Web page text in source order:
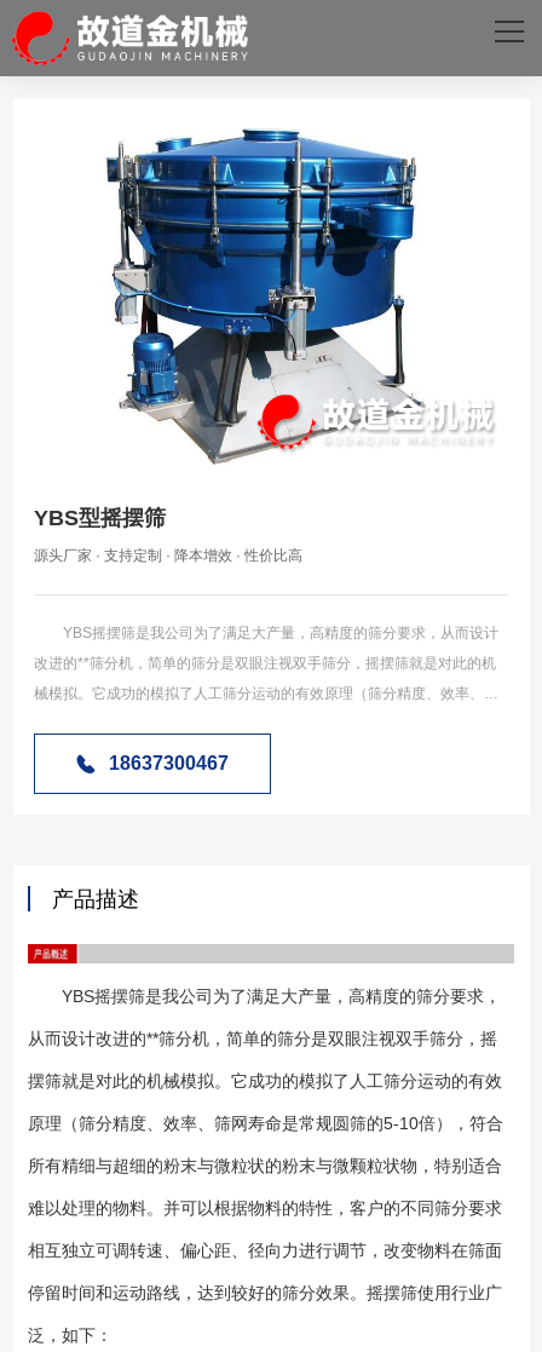
网站首页
火星电竞·(中国)官方网站
YBS型摇摆筛
源头厂家 · 支持定制 · 降本增效 · 性价比高
YBS摇摆筛是我公司为了满足大产量，高精度的筛分要求，从而设计
改进的**筛分机，简单的筛分是双眼注视双手筛分，摇摆筛就是对此的机
械模拟。它成功的模拟了人工筛分运动的有效原理（筛分精度、效率、筛
末与微颗粒状物，特别适合难以处理的物料。并可以根据物料的特性，客
油、果汁等； 金属、冶金行业：铝粉、铅粉、铜粉、矿石、合金粉、
土、石灰、氧化铝、重质碳酸钙、石英砂等； 其他行业：废油、废
水、染整污水、造纸、助剂、活性炭等； YBS摇摆筛可用一至五层筛
网，能同时进行二到六个等级的分选或过滤。 1、用于精细和超精细
程，物料在筛面呈现渐开螺旋线运动，使物料在相对面积上走过相对长的
路程，筛分精度达90-95%！ 3、柔和的摇滚筛分，不会对毛料的颗粒
较好的选择，而且有效延长设备部件寿命。 4、防堵塞技术多样，五种
不同的清洁方式，可用弹跳球清洁网面，可用滚刷清洁网面，可用喷气方
式清洁网面，可用弹性刮板清洁网面，可用超声波技术清洁里网面，筛孔
单。出料口可随意360度旋转。 6、物料颗粒的垂直方向加速度值低，
使筛网不易损坏，延长筛网的使用寿命。 7、噪音低至75dBa，全封闭
18637300467
产品描述
YBS摇摆筛是我公司为了满足大产量，高精度的筛分要求，
从而设计改进的**筛分机，简单的筛分是双眼注视双手筛分，摇
摆筛就是对此的机械模拟。它成功的模拟了人工筛分运动的有效
原理（筛分精度、效率、筛网寿命是常规圆筛的5-10倍），符合
所有精细与超细的粉末与微粒状的粉末与微颗粒状物，特别适合
难以处理的物料。并可以根据物料的特性，客户的不同筛分要求
相互独立可调转速、偏心距、径向力进行调节，改变物料在筛面
停留时间和运动路线，达到较好的筛分效果。摇摆筛使用行业广
泛，如下：